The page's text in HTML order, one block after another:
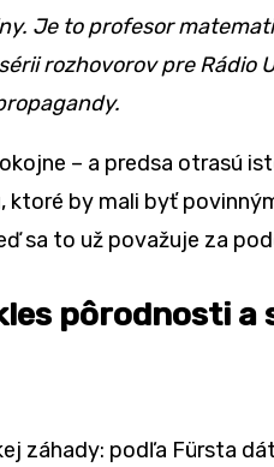
Je to profesor
érii rozhovorov pre Rádio
– a predsa otrasú
ktoré by mali byť
sa to už považuje za
pôrodnosti
záhady: podľa Fürsta d